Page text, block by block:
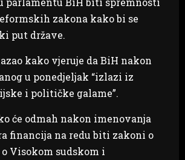
zakona kako bi se
put države.
kako vjeruje da BiH nakon
u ponedjeljak “izlazi iz
i političke galame”.
će odmah nakon imenovanja
financija na redu biti zakoni o
Visokom sudskom i